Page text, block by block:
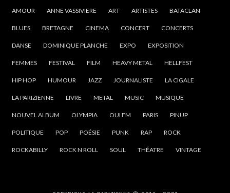
AMOUR ANNE VASSIVIERE ART ARTISTES BATACLAN
BLUES BRETAGNE CINEMA CONCERT CONCERTS
DANSE DOMINIQUE PLANCHE EXPO EXPOSITION
FEMMES FESTIVAL FILM HEAVY METAL HELLFEST
HIP HOP HUMOUR JAZZ JOURNALISTE LA CIGALE
LA PARIZIENNE LIVRE METAL MUSIC MUSIQUE
NOUVEL ALBUM OLYMPIA OUI FM PARIS PINUP
POLITIQUE POP POÉSIE PUNK RAP ROCK
ROCKABILLY ROCK N ROLL SOUL THÉATRE VINTAGE